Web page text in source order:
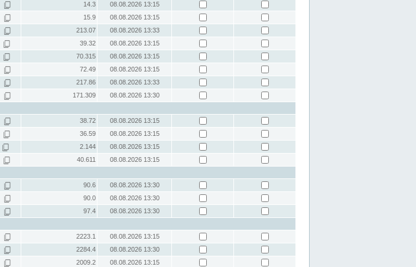
14.3
08.08.2026 13:15
15.9
08.08.2026 13:15
213.07
08.08.2026 13:33
39.32
08.08.2026 13:15
70.315
08.08.2026 13:15
72.49
08.08.2026 13:15
217.86
08.08.2026 13:33
171.309
08.08.2026 13:30
38.72
08.08.2026 13:15
36.59
08.08.2026 13:15
2.144
08.08.2026 13:15
40.611
08.08.2026 13:15
90.6
08.08.2026 13:30
90.0
08.08.2026 13:30
97.4
08.08.2026 13:30
2223.1
08.08.2026 13:15
2284.4
08.08.2026 13:30
2009.2
08.08.2026 13:15